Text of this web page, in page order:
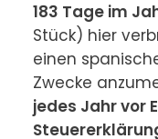
183 Tage im
Stück) hier
einen
Zwecke
jedes Jahr vor